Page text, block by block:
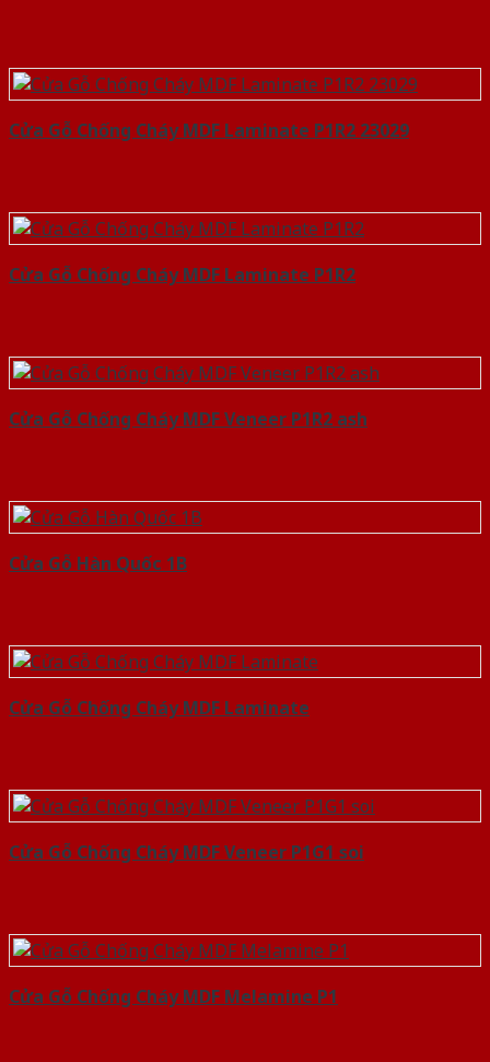
Cửa Gỗ Chống Cháy MDF Laminate P1R2 23029
Cửa Gỗ Chống Cháy MDF Laminate P1R2
Cửa Gỗ Chống Cháy MDF Veneer P1R2 ash
Cửa Gỗ Hàn Quốc 1B
Cửa Gỗ Chống Cháy MDF Laminate
Cửa Gỗ Chống Cháy MDF Veneer P1G1 soi
Cửa Gỗ Chống Cháy MDF Melamine P1